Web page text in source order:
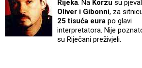
Rijeka. Na Korzu su
Oliver i Gibonni, za
25 tisuća eura po glavi
interpretatora. Nije
su Riječani preživjeli.